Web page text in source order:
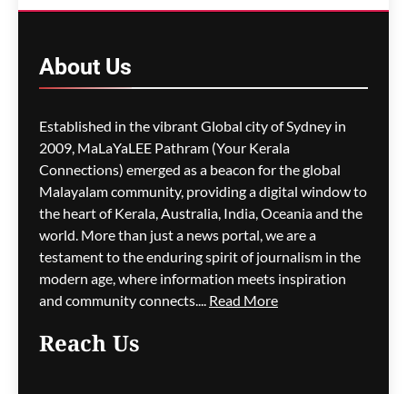
കാര്യത്തിൽ
ഗീത ദാസ്‌ 1 hour ago 0
സിഡ്നിയിൽ
കടൽത്തീരത്തെ
കാഴ്ചകൾക്കായി 287
മരങ്ങൾ വെട്ടിനശിപ്പിച്ചു;
തോട്ടക്കാരന് വൻ തുക
പിഴ
ഗീത ദാസ്‌ 2 hours ago
About Us
Established in the vibrant Global city of Sydney in
2009, MaLaYaLEE Pathram (Your Kerala
Connections) emerged as a beacon for the global
Malayalam community, providing a digital window to
the heart of Kerala, Australia, India, Oceania and the
world. More than just a news portal, we are a
testament to the enduring spirit of journalism in the
modern age, where information meets inspiration
and community connects.... Read More
Reach Us